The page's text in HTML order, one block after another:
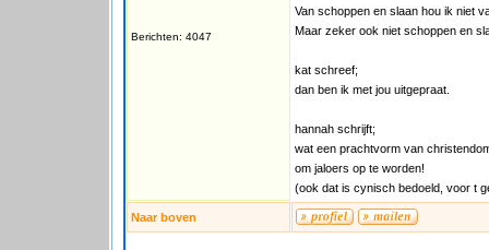
Berichten: 4047
Van schoppen en slaan hou ik niet
Maar zeker ook niet schoppen en
kat schreef;
dan ben ik met jou uitgepraat.
hannah schrijft;
wat een prachtvorm van
om jaloers op te worden!
(ook dat is cynisch bedoeld, voor t
Naar boven